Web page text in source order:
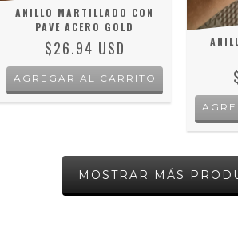
ANILLO MARTILLADO CON
PAVE ACERO GOLD
$26.94 USD
AGREGAR AL CARRITO
MOSTRAR MÁS